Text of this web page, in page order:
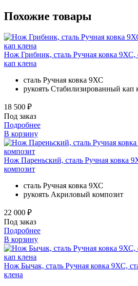
Похожие товары
Нож Грибник, сталь Ручная ковка 9ХС,
кап клена
сталь Ручная ковка 9ХС
рукоять Стабилизированный кап
18 500 ₽
Под заказ
Подробнее
В корзину
Нож Пареньский, сталь Ручная ковка
композит
сталь Ручная ковка 9ХС
рукоять Акриловый композит
22 000 ₽
Под заказ
Подробнее
В корзину
Нож Бычак, сталь Ручная ковка 9ХС,
клена